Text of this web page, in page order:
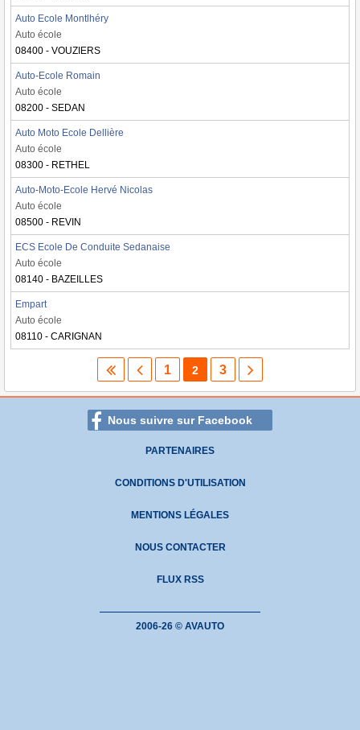
Auto Ecole Montlhéry
Auto école
08400 - VOUZIERS
Auto-Ecole Romain
Auto école
08200 - SEDAN
Auto Moto Ecole Dellière
Auto école
08300 - RETHEL
Auto-Moto-Ecole Hervé Nicolas
Auto école
08500 - REVIN
ECS Ecole De Conduite Sedanaise
Auto école
08140 - BAZEILLES
Empart
Auto école
08110 - CARIGNAN
1 2 3
Nous suivre sur Facebook
PARTENAIRES
CONDITIONS D'UTILISATION
MENTIONS LÉGALES
NOUS CONTACTER
FLUX RSS
2006-26 © AVAUTO